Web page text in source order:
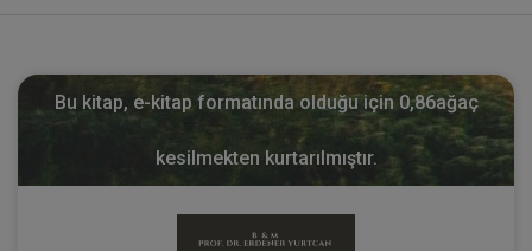
Bu kitap, e-kitap formatında olduğu için 0,86ağaç
kesilmekten kurtarılmıştır.